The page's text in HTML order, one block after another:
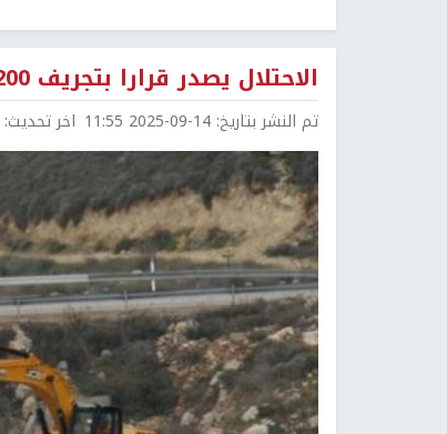
الاحتلال يصدر قرارا بتجريف 200 دونم من أراضي مدينة طولكرم
تم النشر بتاريخ: 2025-09-14 11:55 اخر تحديث: